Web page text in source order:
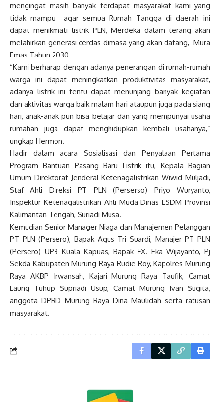
mengingat masih banyak terdapat masyarakat kami yang
tidak mampu agar semua Rumah Tangga di daerah ini
dapat menikmati listrik PLN, Merdeka dalam terang akan
melahirkan generasi cerdas dimasa yang akan datang, Mura
Emas Tahun 2030.
“Kami berharap dengan adanya penerangan di rumah-rumah
warga ini dapat meningkatkan produktivitas masyarakat,
adanya listrik ini tentu dapat menunjang banyak kegiatan
dan aktivitas warga baik malam hari ataupun juga pada siang
hari, anak-anak pun bisa belajar dan yang mempunyai usaha
rumahan juga dapat menghidupkan kembali usahanya,”
ungkap Hermon.
Hadir dalam acara Sosialisasi dan Penyalaan Pertama
Program Bantuan Pasang Baru Listrik itu, Kepala Bagian
Umum Direktorat Jenderal Ketenagalistrikan Wiwid Muljadi,
Staf Ahli Direksi PT PLN (Perserso) Priyo Wuryanto,
Inspektur Ketenagalistrikan Ahli Muda Dinas ESDM Provinsi
Kalimantan Tengah, Suriadi Musa.
Kemudian Senior Manager Niaga dan Manajemen Pelanggan
PT PLN (Persero), Bapak Agus Tri Suardi, Manajer PT PLN
(Persero) UP3 Kuala Kapuas, Bapak FX. Eka Wijayanto, Pj
Sekda Kabupaten Murung Raya Rudie Roy, Kapolres Murung
Raya AKBP Irwansah, Kajari Murung Raya Taufik, Camat
Laung Tuhup Supriadi Usup, Camat Murung Ivan Sugita,
anggota DPRD Murung Raya Dina Maulidah serta ratusan
masyarakat.